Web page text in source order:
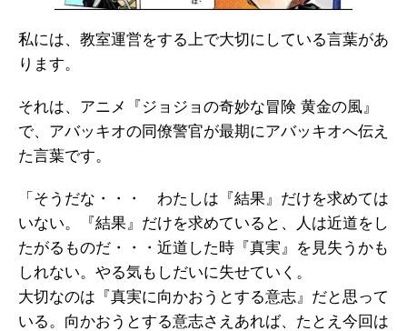
私には、教室運営をする上で大切にしている言葉があ
ります。
それは、アニメ『ジョジョの奇妙な冒険 黄金の風』
で、アバッキオの同僚警官が最期にアバッキオへ伝え
た言葉です。
「そうだな・・・ わたしは『結果』だけを求めては
いない。『結果』だけを求めていると、人は近道をし
たがるものだ・・・近道した時『真実』を見失うかも
しれない。やる気もしだいに失せていく。
大切なのは『真実に向かおうとする意志』だと思って
いる。向かおうとする意志さえあれば、たとえ今回は